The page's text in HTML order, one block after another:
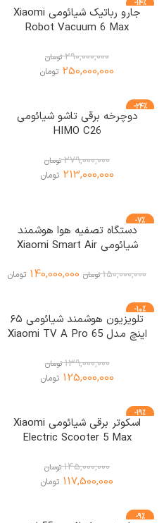
-14%
ویژه
جارو رباتیک شیائومی Xiaomi
Robot Vacuum 6 Max
290,000,000 تومان
250,000,000 تومان
-24%
دوچرخه برقی تاشو شیائومی
HIMO C26
279,000,000 تومان
213,000,000 تومان
-7%
دستگاه تصفیه هوا هوشمند
شیائومی Xiaomi Smart Air
150,000,000 تومان 140,000,000 تومان
-10%
تلویزیون هوشمند شیائومی ۶۵
اینچ مدل Xiaomi TV A Pro 65
139,000,000 تومان
125,000,000 تومان
-19%
اسکوتر برقی شیائومی Xiaomi
Electric Scooter 5 Max
145,000,000 تومان
117,500,000 تومان
-9%